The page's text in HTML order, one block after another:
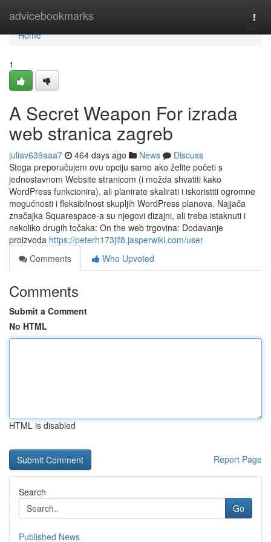
advicebookmarks
Home
Home
1
A Secret Weapon For izrada
web stranica zagreb
juliav639aaa7 464 days ago News
Discuss
Stoga preporučujem ovu opciju samo ako želite početi s
jednostavnom Website stranicom (i možda shvatiti kako
WordPress funkcionira), ali planirate skalirati i iskoristiti ogromne
mogućnosti i fleksibilnost skupljih WordPress planova. Najjača
značajka Squarespace-a su njegovi dizajni, ali treba istaknuti i
nekoliko drugih točaka: On the web trgovina: Dodavanje
proizvoda https://peterh173jif8.jasperwiki.com/user
Comments
Who Upvoted
Comments
Submit a Comment
No HTML
HTML is disabled
Report Page
Search
Go
Published News